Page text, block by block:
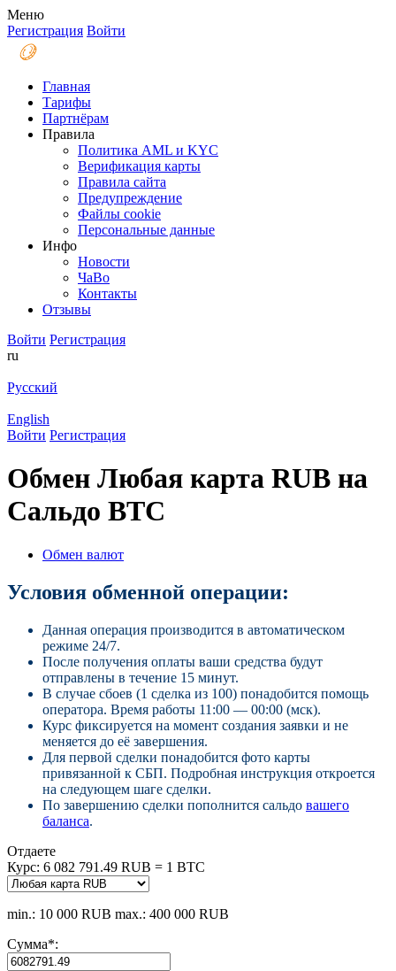
Меню
Регистрация Войти
Главная
Тарифы
Партнёрам
Правила
Политика AML и KYC
Верификация карты
Правила сайта
Предупреждение
Файлы coоkie
Персональные данные
Инфо
Новости
ЧаВо
Контакты
Отзывы
Войти Регистрация
ru
Русский
English
Войти Регистрация
Обмен Любая карта RUB на
Сальдо BTC
Обмен валют
Условия обменной операции:
Данная операция производится в автоматическом
режиме 24/7.
После получения оплаты ваши средства будут
отправлены в течение 15 минут.
В случае сбоев (1 сделка из 100) понадобится помощь
оператора. Время работы 11:00 — 00:00 (мск).
Курс фиксируется на момент создания заявки и не
меняется до её завершения.
Для первой сделки понадобится фото карты
привязанной к СБП. Подробная инструкция откроется
на следующем шаге сделки.
По завершению сделки пополнится сальдо вашего
баланса.
Отдаете
Курс: 6 082 791.49 RUB = 1 BTC
min.: 10 000 RUB max.: 400 000 RUB
Сумма*: